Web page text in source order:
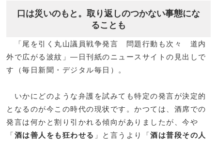
口は災いのもと。取り返しのつかない事態にな
ることも
「尾を引く丸山議員戦争発言 問題行動も次々 道内
外で広がる波紋」―日刊紙のニュースサイトの見出しで
す（毎日新聞・デジタル毎日）。
いかにどのような弁護を試みても特定の発言が決定的
となるのが今この時代の現状です。かつては、酒席での
発言は何かと割り引かれる傾向がありましたが、今や
「酒は善人をも狂わせる 」と言うより「酒は普段その人